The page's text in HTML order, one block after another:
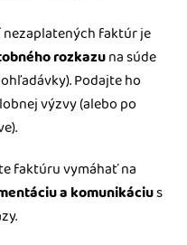
faktúr je
rozkazuna súde
Podajte ho
výzvy (alebo po
faktúru vymáhať na
a komunikácius